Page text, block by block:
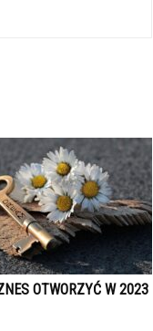
OTWORZYĆ W 2023